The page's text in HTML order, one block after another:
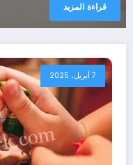
قراءة المزيد
7 أبريل، 2025